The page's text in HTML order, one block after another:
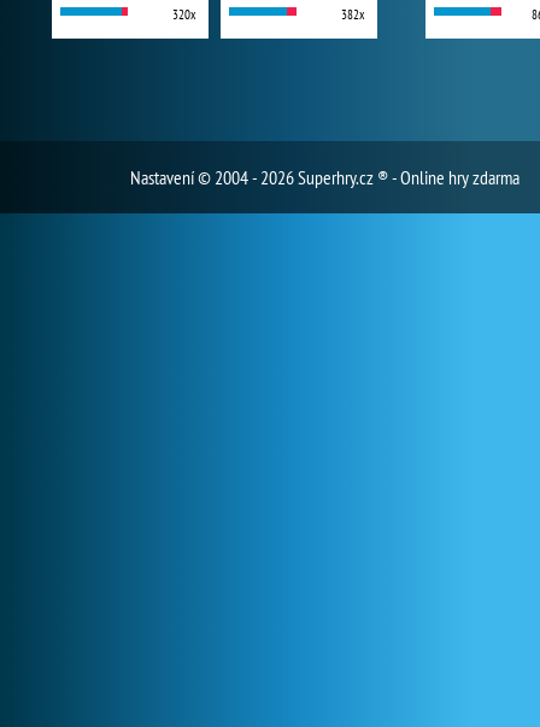
320x 382x
Nastavení© 2004 - 2026 Superhry.cz ® - Online hry zdarma